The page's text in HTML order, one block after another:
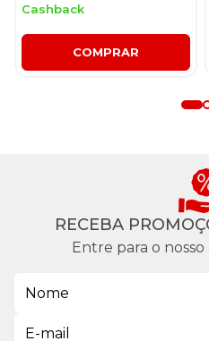
Cashback
COMPRAR
RECEBA
Entre para o